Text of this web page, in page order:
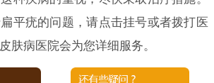
平疣的问题，请点击挂号或者拨打医
肤病医院会为您详细服务。